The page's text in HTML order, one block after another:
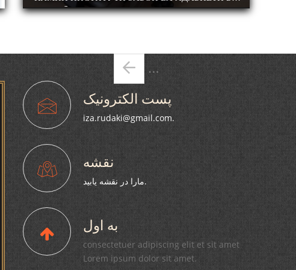
НОМИ РӮДАКИИ АМИТ ДАР МАҶЛИСГОҲИ АМИТ
ГАРДИД.
صفحه‌ها …
پست الکترونیک
iza.rudaki@gmail.com.
نقشه
مارا در نقشه یابید.
به اول
consectetuer adipiscing elit et sit amet
Lorem ipsum dolor sit amet.